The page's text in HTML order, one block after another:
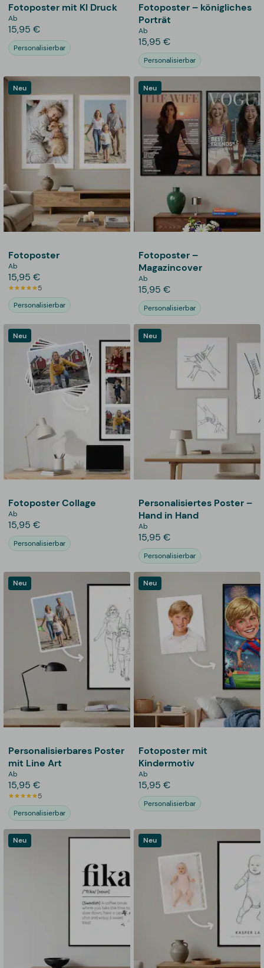
Fotoposter mit KI Druck
Ab
15,95 €
Personalisierbar
Fotoposter – königliches
Porträt
Ab
15,95 €
Personalisierbar
Neu
Fotoposter
Ab
15,95 €
5
Personalisierbar
Neu
Fotoposter –
Magazincover
Ab
15,95 €
Personalisierbar
Neu
Fotoposter Collage
Ab
15,95 €
Personalisierbar
Neu
Personalisiertes Poster –
Hand in Hand
Ab
15,95 €
Personalisierbar
Neu
Personalisierbares Poster
mit Line Art
Ab
15,95 €
5
Personalisierbar
Neu
Fotoposter mit
Kindermotiv
Ab
15,95 €
Personalisierbar
Neu Neu